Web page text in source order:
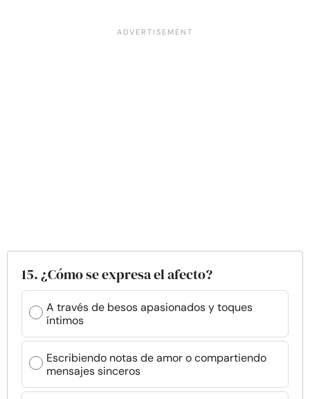
15. ¿Cómo se expresa el afecto?
A través de besos apasionados y toques
íntimos
Escribiendo notas de amor o compartiendo
mensajes sinceros